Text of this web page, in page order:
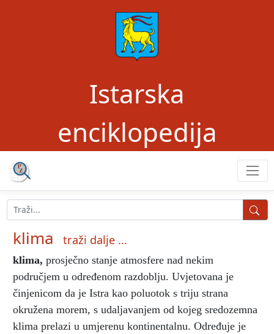
Istarska
enciklopedija
klima traži dalje ...
klima, prosječno stanje atmosfere nad nekim
područjem u određenom razdoblju. Uvjetovana je
činjenicom da je Istra kao poluotok s triju strana
okružena morem, s udaljavanjem od kojeg sredozemna
klima prelazi u umjerenu kontinentalnu. Određuje je